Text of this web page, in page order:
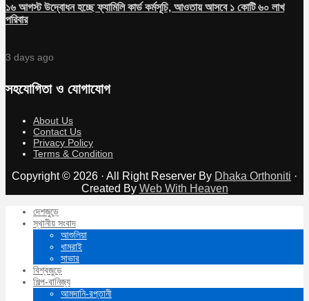
১৬ আগস্ট উদ্বোধন হচ্ছে ফ্যামিলি কার্ড কর্মসূচি, আওতায় আসবে ১ কোটি ৬০ লাখ
পরিবার
3 days ago
সহযোগিতা ও যোগাযোগ
About Us
Contact Us
Privacy Policy
Terms & Condition
Copyright © 2026 · All Right Reserver By Dhaka Orthoniti ·
Created By Web With Heaven
দেশজুড়ে
স্থানীয় সংবাদ
আশুলিয়া
ধামরাই
সাভার
বিশ্বজুড়ে
শিল্প-বানিজ্য
আমদানি-রপ্তানী